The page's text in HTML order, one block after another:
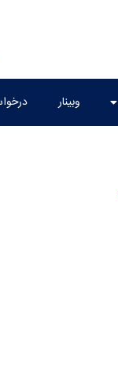
وبینار